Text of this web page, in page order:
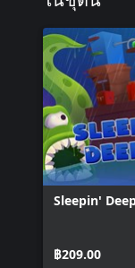
Sleepin'
฿209.00